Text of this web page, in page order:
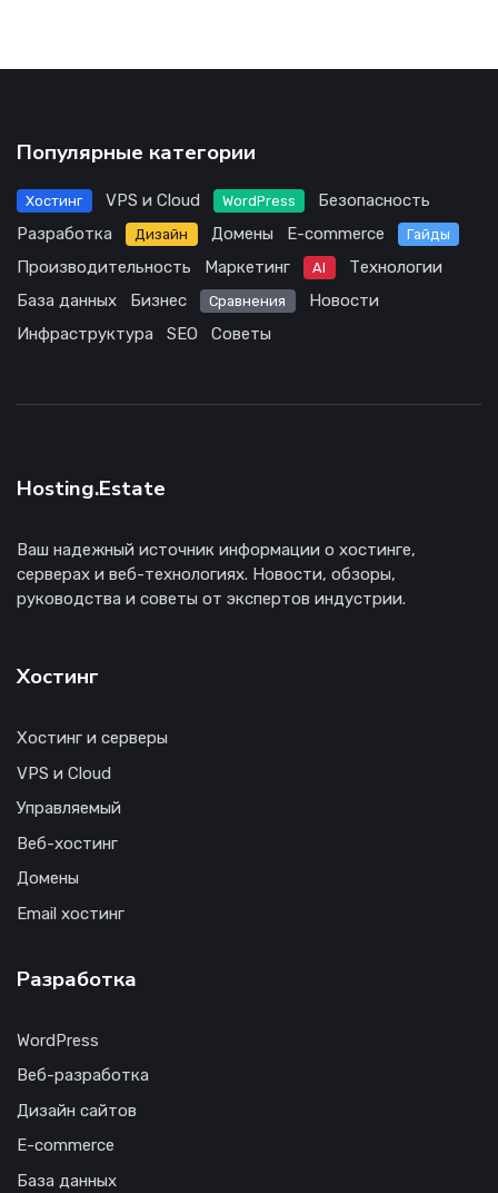
Популярные категории
Хостинг VPS и Cloud WordPress
Безопасность
Разработка
Дизайн Домены E-commerce Гайды
Производительность Маркетинг AI
Технологии
База данных
Бизнес Сравнения
Новости
Инфраструктура
SEO Советы
Hosting.Estate
Ваш надежный источник информации о хостинге,
серверах и веб-технологиях. Новости, обзоры,
руководства и советы от экспертов индустрии.
Хостинг
Хостинг и серверы
VPS и Cloud
Управляемый
Веб-хостинг
Домены
Email хостинг
Разработка
WordPress
Веб-разработка
Дизайн сайтов
E-commerce
База данных